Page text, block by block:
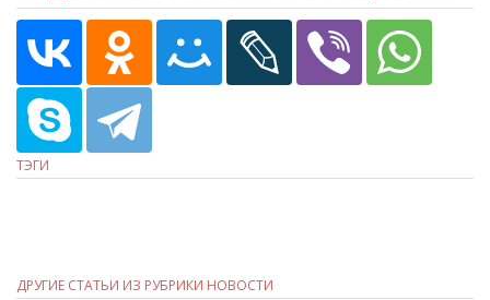
ТЭГИ
ДРУГИЕ СТАТЬИ ИЗ РУБРИКИ НОВОСТИ